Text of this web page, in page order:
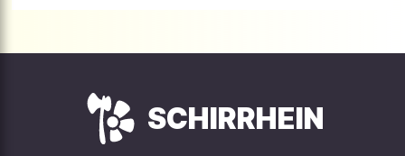
SCHIRRHEIN